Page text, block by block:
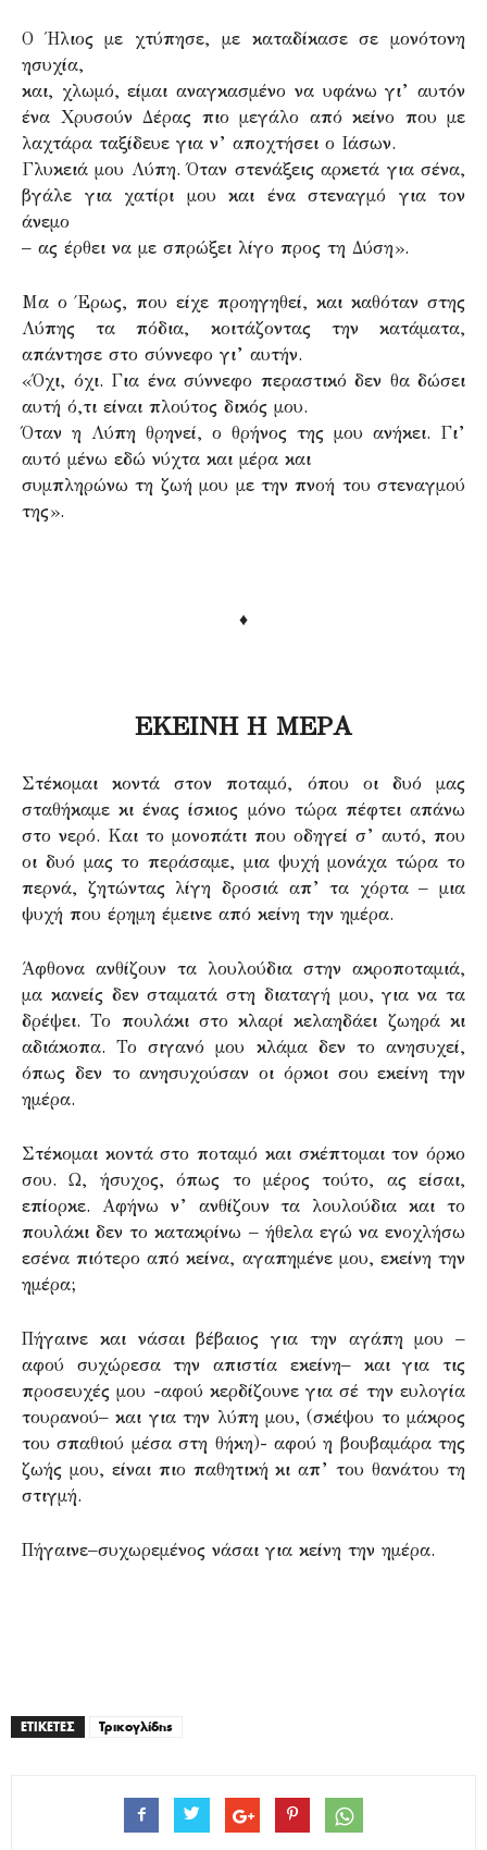
Ο Ήλιος με χτύπησε, με καταδίκασε σε μονότονη
ησυχία,
και, χλωμό, είμαι αναγκασμένο να υφάνω γι’ αυτόν
ένα Χρυσούν Δέρας πιο μεγάλο από κείνο που με
λαχτάρα ταξίδευε για ν’ αποχτήσει ο Ιάσων.
Γλυκειά μου Λύπη. Όταν στενάξεις αρκετά για σένα,
βγάλε για χατίρι μου και ένα στεναγμό για τον
άνεμο
– ας έρθει να με σπρώξει λίγο προς τη Δύση».
Μα ο Έρως, που είχε προηγηθεί, και καθόταν στης
Λύπης τα πόδια, κοιτάζοντας την κατάματα,
απάντησε στο σύννεφο γι’ αυτήν.
«Όχι, όχι. Για ένα σύννεφο περαστικό δεν θα δώσει
αυτή ό,τι είναι πλούτος δικός μου.
Όταν η Λύπη θρηνεί, ο θρήνος της μου ανήκει. Γι’
αυτό μένω εδώ νύχτα και μέρα και
συμπληρώνω τη ζωή μου με την πνοή του στεναγμού
της».
♦
ΕΚΕΙΝΗ Η ΜΕΡΑ
Στέκομαι κοντά στον ποταμό, όπου οι δυό μας
σταθήκαμε κι ένας ίσκιος μόνο τώρα πέφτει απάνω
στο νερό. Και το μονοπάτι που οδηγεί σ’ αυτό, που
οι δυό μας το περάσαμε, μια ψυχή μονάχα τώρα το
περνά, ζητώντας λίγη δροσιά απ’ τα χόρτα – μια
ψυχή που έρημη έμεινε από κείνη την ημέρα.
Άφθονα ανθίζουν τα λουλούδια στην ακροποταμιά,
μα κανείς δεν σταματά στη διαταγή μου, για να τα
δρέψει. Το πουλάκι στο κλαρί κελαηδάει ζωηρά κι
αδιάκοπα. Το σιγανό μου κλάμα δεν το ανησυχεί,
όπως δεν το ανησυχούσαν οι όρκοι σου εκείνη την
ημέρα.
Στέκομαι κοντά στο ποταμό και σκέπτομαι τον όρκο
σου. Ω, ήσυχος, όπως το μέρος τούτο, ας είσαι,
επίορκε. Αφήνω ν’ ανθίζουν τα λουλούδια και το
πουλάκι δεν το κατακρίνω – ήθελα εγώ να ενοχλήσω
εσένα πιότερο από κείνα, αγαπημένε μου, εκείνη την
ημέρα;
Πήγαινε και νάσαι βέβαιος για την αγάπη μου –
αφού συχώρεσα την απιστία εκείνη– και για τις
προσευχές μου -αφού κερδίζουνε για σέ την ευλογία
τουρανού– και για την λύπη μου, (σκέψου το μάκρος
του σπαθιού μέσα στη θήκη)- αφού η βουβαμάρα της
ζωής μου, είναι πιο παθητική κι απ’ του θανάτου τη
στιγμή.
Πήγαινε–συχωρεμένος νάσαι για κείνη την ημέρα.
ΕΤΙΚΕΤΕΣ Τρικογλίδης